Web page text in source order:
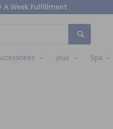
A Week Fulfillment
Jeux Spa